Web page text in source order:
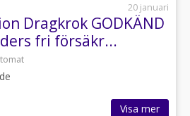
20 januari
Dragkrok GODKÄND
fri försäkr...
Visa mer